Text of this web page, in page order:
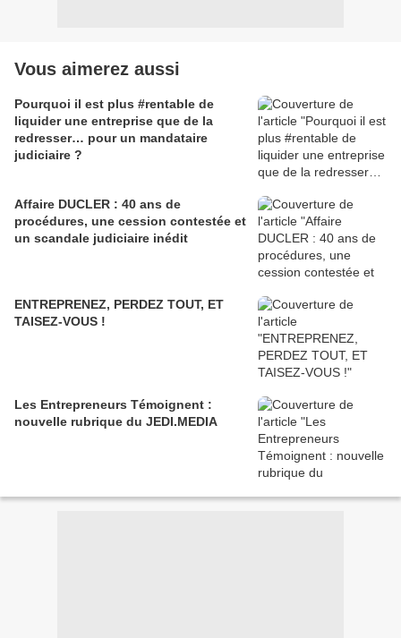
Vous aimerez aussi
Pourquoi il est plus #rentable de
liquider une entreprise que de la
redresser… pour un mandataire
judiciaire ?
Affaire DUCLER : 40 ans de
procédures, une cession contestée et
un scandale judiciaire inédit
ENTREPRENEZ, PERDEZ TOUT, ET
TAISEZ-VOUS !
Les Entrepreneurs Témoignent :
nouvelle rubrique du JEDI.MEDIA